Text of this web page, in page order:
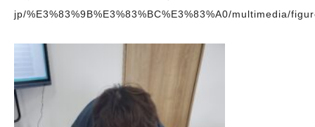
jp/%E3%83%9B%E3%83%BC%E3%83%A0/multimedia/